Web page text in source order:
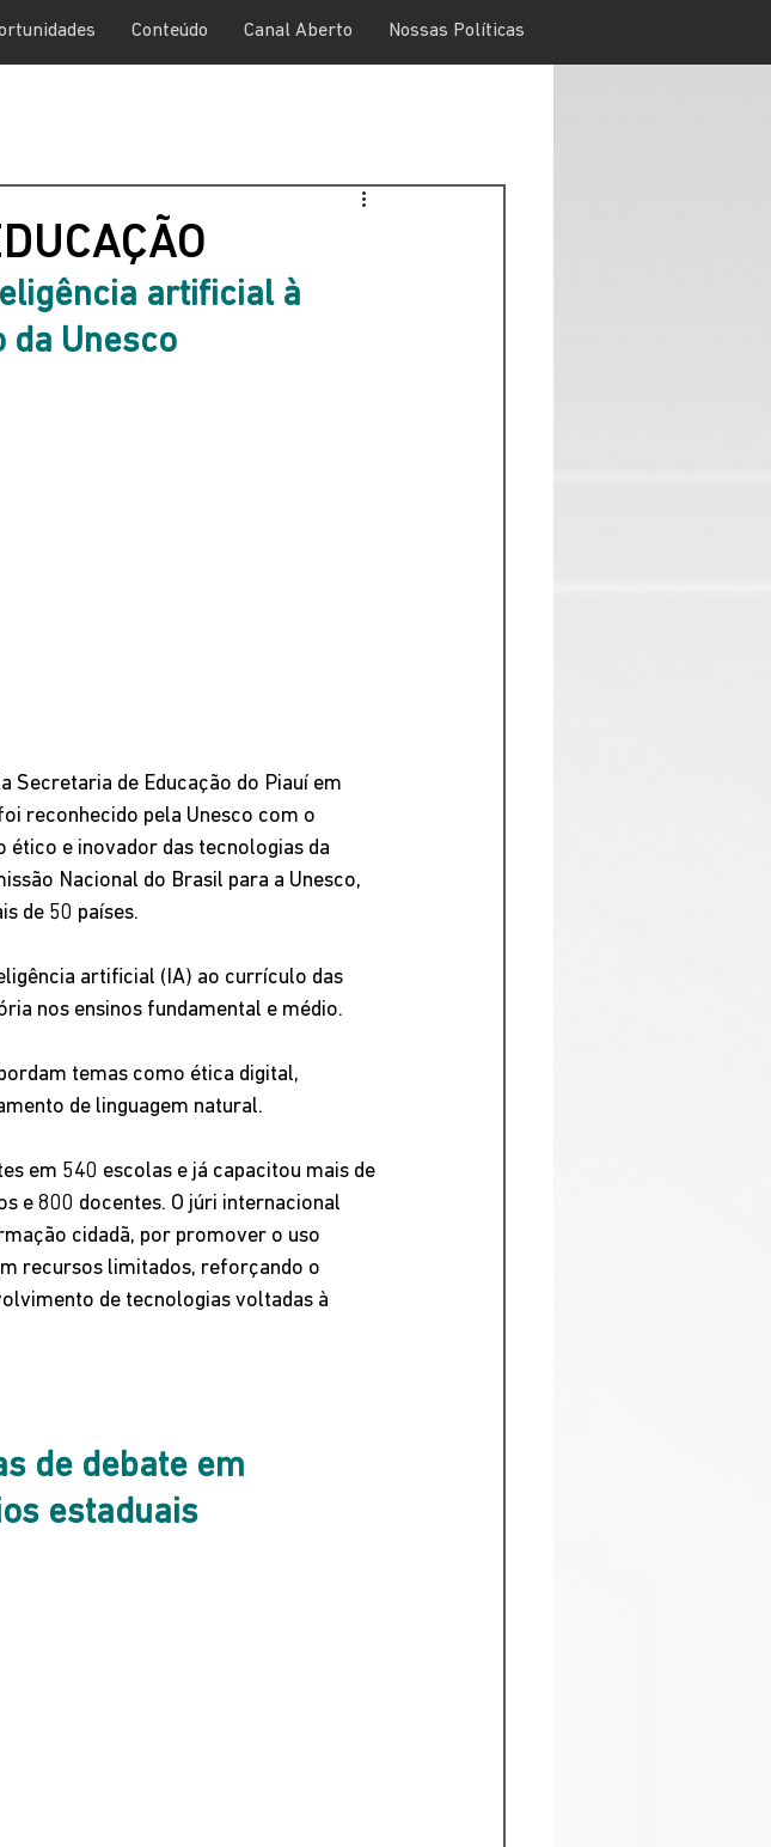
Conteúdo Canal Aberto Nossas Políticas
artificial à
da Unesco
Secretaria de Educação do Piauí em
reconhecido pela Unesco com o
ético e inovador das tecnologias da
Nacional do Brasil para a Unesco,
de 50 países.
artificial (IA) ao currículo das
nos ensinos fundamental e médio.
temas como ética digital,
de linguagem natural.
em 540 escolas e já capacitou mais de
e 800 docentes. O júri internacional
cidadã, por promover o uso
recursos limitados, reforçando o
de tecnologias voltadas à
de debate em
estaduais